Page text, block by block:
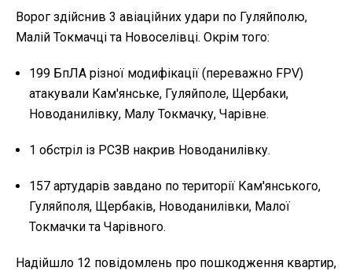
Ворог здійснив 3 авіаційних удари по Гуляйполю,
Малій Токмачці та Новоселівці. Окрім того:
199 БпЛА різної модифікації (переважно FPV)
атакували Кам'янське, Гуляйполе, Щербаки,
Новоданилівку, Малу Токмачку, Чарівне.
1 обстріл із РСЗВ накрив Новоданилівку.
157 артударів завдано по території Кам'янського,
Гуляйполя, Щербаків, Новоданилівки, Малої
Токмачки та Чарівного.
Надійшло 12 повідомлень про пошкодження квартир,